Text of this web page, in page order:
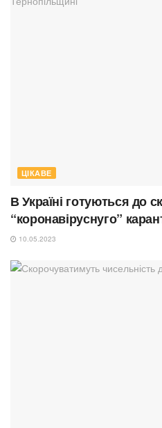
ЦІКАВЕ
В Україні готуються до
“коронавіруснуго”
10.05.2023